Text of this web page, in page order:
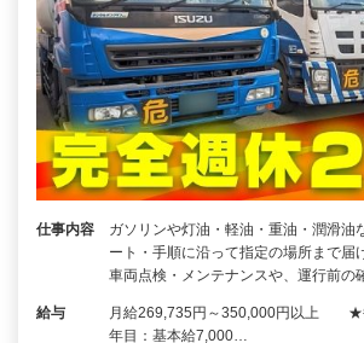
仕事内容
ガソリンや灯油・軽油・重油・潤滑油
ート・手順に沿って指定の場所まで届
車両点検・メンテナンスや、運行前の
給与
月給269,735円～350,000円以上 ★
年目：基本給7,000…